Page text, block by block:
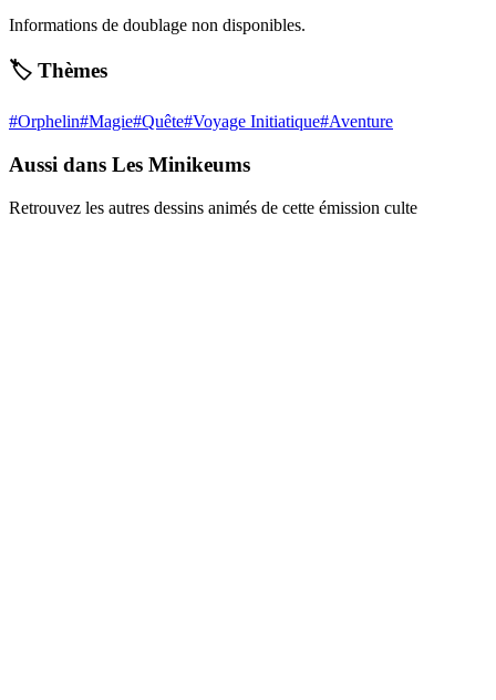
Informations de doublage non disponibles.
🏷️ Thèmes
#Orphelin#Magie#Quête#Voyage Initiatique#Aventure
Aussi dans Les Minikeums
Retrouvez les autres dessins animés de cette émission culte